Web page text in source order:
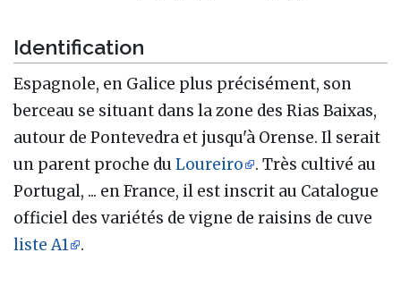
Identification
Espagnole, en Galice plus précisément, son
berceau se situant dans la zone des Rias Baixas,
autour de Pontevedra et jusqu'à Orense. Il serait
un parent proche du Loureiro
. Très cultivé au
Portugal, ... en France, il est inscrit au Catalogue
officiel des variétés de vigne de raisins de cuve
liste A1
.